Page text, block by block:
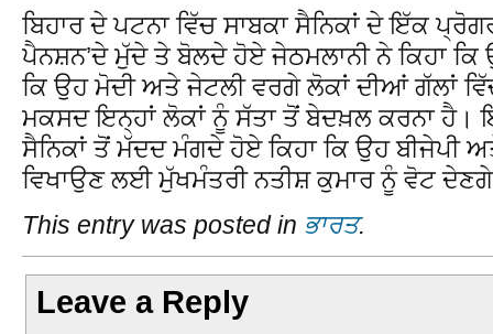
ਬਿਹਾਰ ਦੇ ਪਟਨਾ ਵਿੱਚ ਸਾਬਕਾ ਸੈਨਿਕਾਂ ਦੇ ਇੱਕ
ਪੈਨਸ਼ਨ’ਦੇ ਮੁੱਦੇ ਤੇ ਬੋਲਦੇ ਹੋਏ ਜੇਠਮਲਾਨੀ ਨੇ ਕਿਹਾ
ਕਿ ਉਹ ਮੋਦੀ ਅਤੇ ਜੇਟਲੀ ਵਰਗੇ ਲੋਕਾਂ ਦੀਆਂ ਗੱਲਾਂ
ਮਕਸਦ ਇਨ੍ਹਾਂ ਲੋਕਾਂ ਨੂੰ ਸੱਤਾ ਤੋਂ ਬੇਦਖ਼ਲ ਕਰਨਾ ਹੈ।
ਸੈਨਿਕਾਂ ਤੋਂ ਮੱਦਦ ਮੰਗਦੇ ਹੋਏ ਕਿਹਾ ਕਿ ਉਹ ਬੀਜੇਪੀ
ਵਿਖਾਉਣ ਲਈ ਮੁੱਖਮੰਤਰੀ ਨਤੀਸ਼ ਕੁਮਾਰ ਨੂੰ ਵੋਟ
This entry was posted in ਭਾਰਤ.
Leave a Reply